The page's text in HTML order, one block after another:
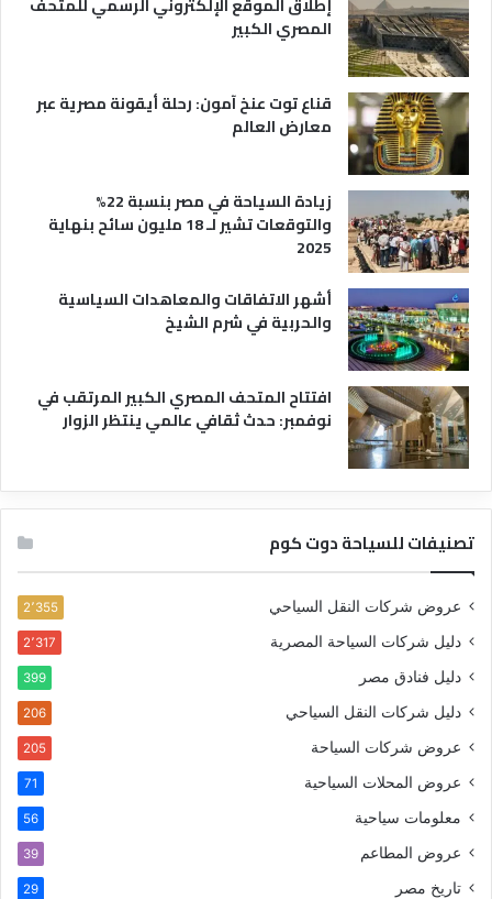
ح
ي
إطلاق الموقع الإلكتروني الرسمي للمتحف
المصري الكبير
قناع توت عنخ آمون: رحلة أيقونة مصرية عبر
معارض العالم
زيادة السياحة في مصر بنسبة 22%
والتوقعات تشير لـ 18 مليون سائح بنهاية
2025
أشهر الاتفاقات والمعاهدات السياسية
والحربية في شرم الشيخ
افتتاح المتحف المصري الكبير المرتقب في
نوفمبر: حدث ثقافي عالمي ينتظر الزوار
تصنيفات للسياحة دوت كوم
عروض شركات النقل السياحي 2٬355
دليل شركات السياحة المصرية 2٬317
دليل فنادق مصر 399
دليل شركات النقل السياحي 206
عروض شركات السياحة 205
عروض المحلات السياحية 71
معلومات سياحية 56
عروض المطاعم 39
تاريخ مصر 29